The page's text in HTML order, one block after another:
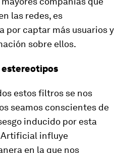
las redes, es
por captar más usuarios y
sobre ellos.
estereotipos
estos filtros se nos
seamos conscientes de
inducido por esta
influye
en la que nos